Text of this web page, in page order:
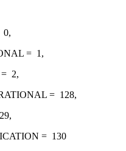
0,
= 1 ,
2,
= 128,
,
= 130